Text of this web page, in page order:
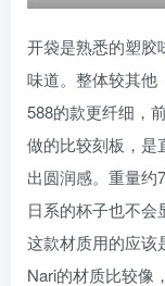
开袋是熟悉的塑胶
味道。整体较其他
588的款更纤细，
做的比较刻板，是
出圆润感。重量约
日系的杯子也不
这款材质用的应该
Nari的材质比较像